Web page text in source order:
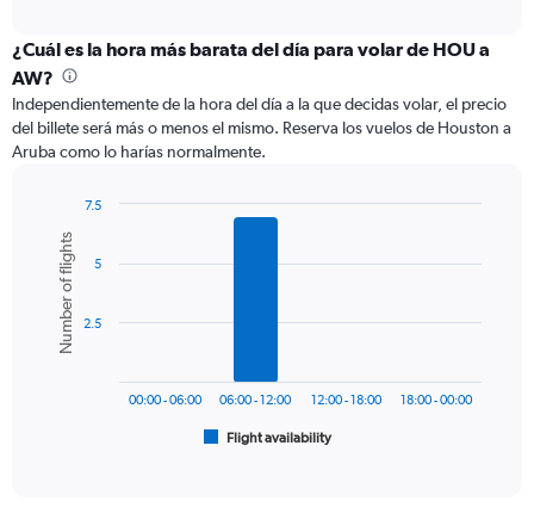
categories.
Range:
categories.
The
chart
axis
displaying
values.
Range:
¿Cuál es la hora más barata del día para volar de HOU a
AW?
Independientemente de la hora del día a la que decidas volar, el precio
del billete será más o menos el mismo. Reserva los vuelos de Houston a
Aruba como lo harías normalmente.
chart
with
bars.
The
Chart
graphic.
Number of flights
Flight availability
00:00 - 06:00 06:00 - 12:00 12:00 - 18:00 18:00 - 00:00
2.5
5
7.5